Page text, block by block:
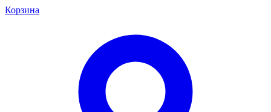
Корзина